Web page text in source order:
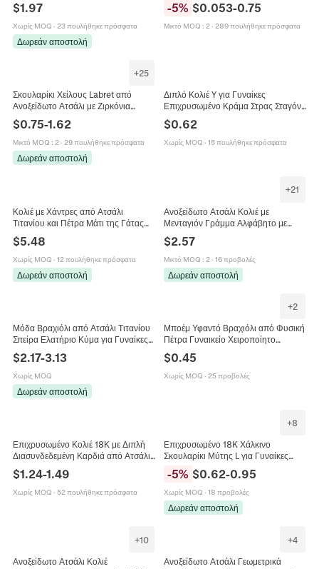
Πράσινο Λευκό Στρας Κοσμήματα για
Γυναίκες
$1.97
Χωρίς MOQ · 23 πουλήθηκε πρόσφατα
Δωρεάν αποστολή
Αξεσουάρ Δώρο για Φίλες
-5% $0.053-0.75
Μικτό MOQ : 2· 289 πουλήθηκε πρόσφατα
+25
Σκουλαρίκι Χείλους Labret από
Ανοξείδωτο Ατσάλι με Ζιρκόνια
Αστέρι Φύλλο Πεταλούδα Εσωτερικό
Σπείρωμα Σκουλαρίκια Χόνδρου
$0.75-1.62
Μικτό MOQ : 2· 29 πουλήθηκε πρόσφατα
Δωρεάν αποστολή
Διπλό Κολιέ Y για Γυναίκες
Επιχρυσωμένο Κράμα Στρας Σταγόνα
και Μπάρα Μενταγιόν Μόδα
Κοσμήματα Καθημερινό Δώρο Πάρτι
$0.62
Χωρίς MOQ · 15 πουλήθηκε πρόσφατα
Κολιέ με Χάντρες από Ατσάλι
Τιτανίου και Πέτρα Μάτι της Γάτας
Γυναίκες Αλυσίδα Κλείδας
Κοσμήματα
$5.48
Χωρίς MOQ · 12 πουλήθηκε πρόσφατα
Δωρεάν αποστολή
+21
Ανοξείδωτο Ατσάλι Κολιέ με
Μενταγιόν Γράμμα Αλφάβητο με
Χρυσό Κόσμημα με Καλλιγραφικά
Αρχικά
$2.57
Μικτό MOQ : 2· 16 προβολές
Δωρεάν αποστολή
Μόδα Βραχιόλι από Ατσάλι Τιτανίου
Σπείρα Ελατήριο Κύμα για Γυναίκες
Κορεατικό Στυλ Ανοιχτό Βραχιόλι
Κοσμήματα Δώρο
$2.17-3.13
Χωρίς MOQ
Δωρεάν αποστολή
+2
Μποέμ Υφαντό Βραχιόλι από Φυσική
Πέτρα Γυναικείο Χειροποίητο
Πολύχρωμο Ακανόνιστο Χαλίκι
Ρυθμιζόμενο Κόσμημα Μόδας
$0.45
Χωρίς MOQ · 25 προβολές
Επιχρυσωμένο Κολιέ 18Κ με Διπλή
Διασυνδεδεμένη Καρδιά από Ατσάλι
Τιτανίου για Γυναίκες Μενταγιόν με
Στρας Κοσμήματα
$1.24-1.49
Χωρίς MOQ · 52 πουλήθηκε πρόσφατα
+8
Επιχρυσωμένο 18K Χάλκινο
Σκουλαρίκι Μύτης L για Γυναίκες
Ζιρκόνια Ένθετος Φιόγκος Αστέρι
Λουλούδι Κοσμήματα Σώματος
-5% $0.62-0.95
Χωρίς MOQ · 18 προβολές
Δωρεάν αποστολή
+10
Ανοξείδωτο Ατσάλι Κολιέ
+4
Ανοξείδωτο Ατσάλι Γεωμετρικά